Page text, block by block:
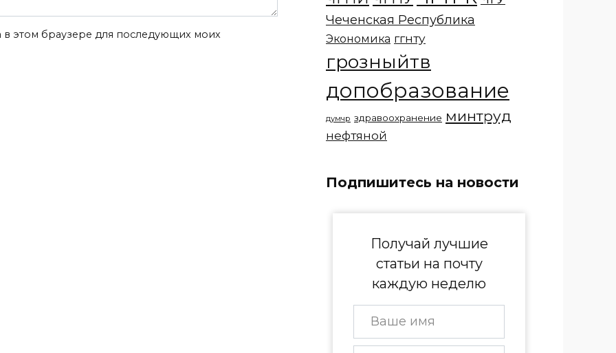
в этом браузере для последующих моих
Чеченская Республика
Экономика ггнту
грозныйтв
допобразование
думчр здравоохранение минтруд
нефтяной
Подпишитесь на новости
Получай лучшие
статьи на почту
каждую неделю